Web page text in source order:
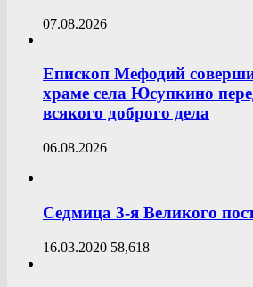
07.08.2026
Епископ Мефодий
храме села Юсупкино
всякого доброго дела
06.08.2026
Седмица 3-я Великого
16.03.2020 58,618